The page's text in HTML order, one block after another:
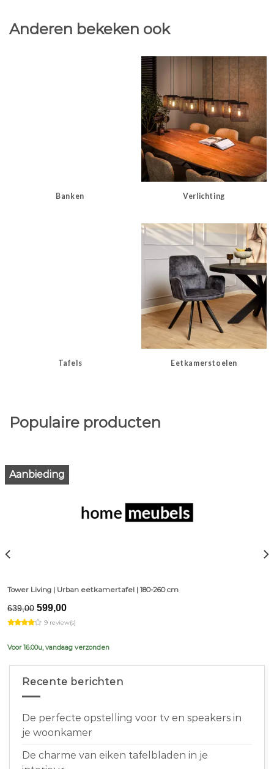
Anderen bekeken ook
Banken Verlichting
Tafels Eetkamerstoelen
Populaire producten
Aanbieding
Tower Living | Urban eetkamertafel | 180-260 cm
639,00 Original
price
was:
599,00Current
is:
9 review(s)
Voor 16.00u, vandaag verzonden
Recente berichten
De perfecte opstelling voor tv en speakers in
je woonkamer
De charme van eiken tafelbladen in je